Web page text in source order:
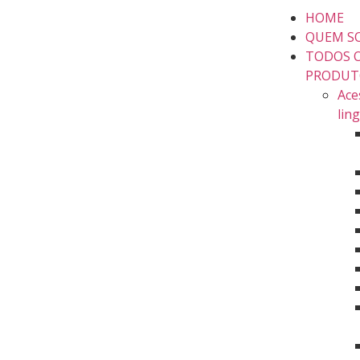
HOME
QUEM
TODOS